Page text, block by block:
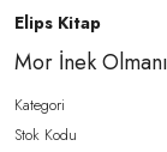
Elips Kitap
Mor İnek
Kategori
Stok Kodu